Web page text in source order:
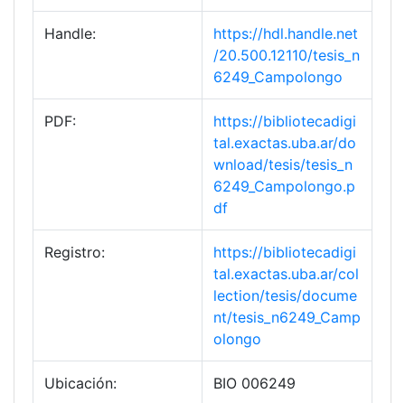
Handle:
https://hdl.handle.net
/20.500.12110/tesis_n
6249_Campolongo
PDF:
https://bibliotecadigi
tal.exactas.uba.ar/do
wnload/tesis/tesis_n
6249_Campolongo.p
df
Registro:
https://bibliotecadigi
tal.exactas.uba.ar/col
lection/tesis/docume
nt/tesis_n6249_Camp
olongo
Ubicación: BIO 006249